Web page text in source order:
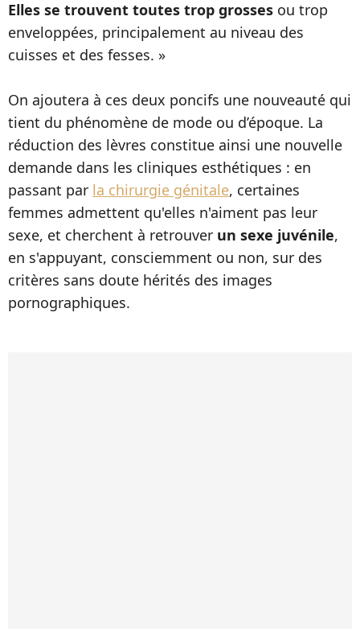
Elles se trouvent toutes trop grosses ou trop
enveloppées, principalement au niveau des
cuisses et des fesses. »
On ajoutera à ces deux poncifs une nouveauté qui
tient du phénomène de mode ou d’époque. La
réduction des lèvres constitue ainsi une nouvelle
demande dans les cliniques esthétiques : en
passant par la chirurgie génitale, certaines
femmes admettent qu'elles n'aiment pas leur
sexe, et cherchent à retrouver un sexe juvénile,
en s'appuyant, consciemment ou non, sur des
critères sans doute hérités des images
pornographiques.